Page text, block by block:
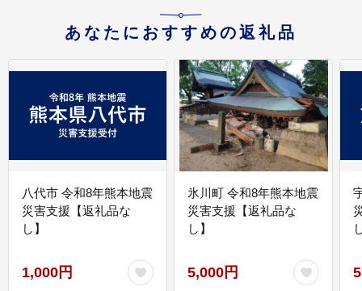
あなたにおすすめの返礼品
八代市 令和8年熊本地震
災害支援【返礼品な
し】
1,000円
氷川町 令和8年熊本地震
災害支援【返礼品な
し】
5,000円